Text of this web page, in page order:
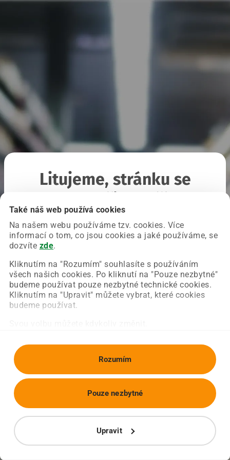
Také náš web používá cookies
Na našem webu používáme tzv. cookies. Více
informací o tom, co jsou cookies a jaké používáme, se
dozvíte zde.
Kliknutím na "Rozumím" souhlasíte s používáním
všech našich cookies. Po kliknutí na "Pouze nezbytné"
budeme používat pouze nezbytné technické cookies.
Kliknutím na "Upravit" můžete vybrat, které cookies
budeme používat.
Rozumím
Upravit
Pouze nezbytné
Litujeme, stránku se
Chyba nastala na naší straně a už ji opravujeme.
Zkuste prosím znovu načíst požadovanou stránku.
Obnovit stránku Úvodní strana